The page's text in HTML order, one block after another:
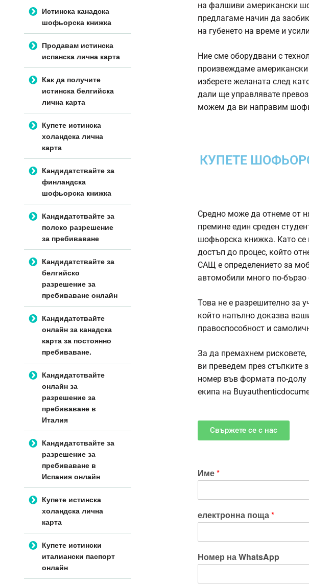
на фалшиви американски
предлагаме начин да
на губенето на време и
Ние сме оборудвани с
произвеждаме
изберете желаната след
дали ще управлявате
можем да ви направим
КУПЕТЕ
Средно може да отнеме от
премине един среден
шофьорска книжка. Като се
достъп до процес, който
САЩ е определението за
автомобили много по-бързо
Това не е разрешително за
който напълно доказва
правоспособност и
За да премахнем
ви преведем през стъпките
номер във формата по-долу
екипа на
Свържете се с нас
Име*
електронна поща*
Номер на WhatsApp
Истинска канадска
шофьорска книжка
Продавам истинска
испанска лична карта
Как да получите
истинска белгийска
лична карта
Купете истинска
холандска лична
карта
Кандидатствайте за
финландска
шофьорска книжка
Кандидатствайте за
полско разрешение
за пребиваване
Кандидатствайте за
белгийско
разрешение за
пребиваване онлайн
Кандидатствайте
онлайн за канадска
карта за постоянно
пребиваване.
Кандидатствайте
онлайн за
разрешение за
пребиваване в
Италия
Кандидатствайте за
разрешение за
пребиваване в
Испания онлайн
Купете истинска
холандска лична
карта
Купете истински
италиански паспорт
онлайн